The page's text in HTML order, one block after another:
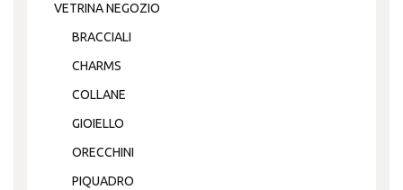
VETRINA NEGOZIO
BRACCIALI
CHARMS
COLLANE
GIOIELLO
ORECCHINI
PIQUADRO